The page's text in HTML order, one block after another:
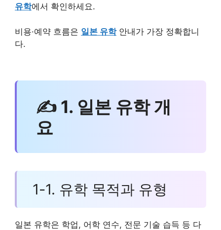
유학에서 확인하세요.
비용·예약 흐름은 일본 유학안내가 가장 정확합니
다.
✍ 1. 일본 유학 개
요
1-1. 유학 목적과 유형
일본 유학은 학업, 어학 연수, 전문 기술 습득 등 다